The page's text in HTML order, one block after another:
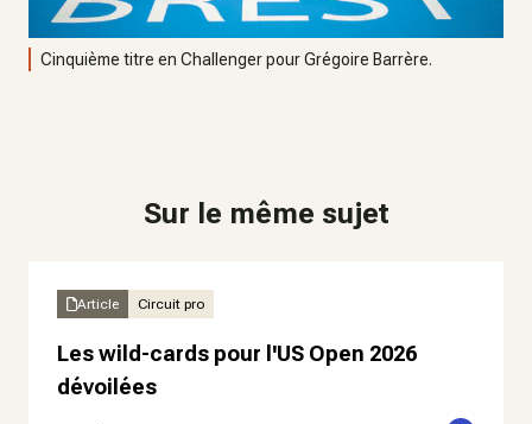
Cinquième titre en Challenger pour Grégoire Barrère.
Sur le même sujet
Article Circuit pro
Les wild-cards pour l'US Open 2026
dévoilées